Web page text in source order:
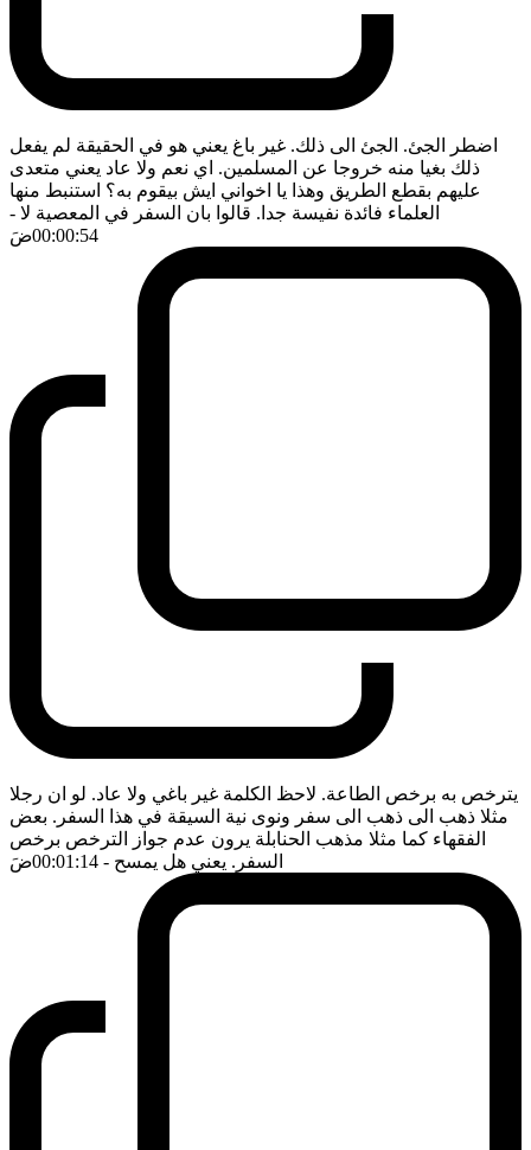
اضطر الجئ. الجئ الى ذلك. غير باغ يعني هو في الحقيقة لم يفعل
ذلك بغيا منه خروجا عن المسلمين. اي نعم ولا عاد يعني متعدى
عليهم بقطع الطريق وهذا يا اخواني ايش بيقوم به؟ استنبط منها
العلماء فائدة نفيسة جدا. قالوا بان السفر في المعصية لا -
00:00:54ضَ
يترخص به برخص الطاعة. لاحظ الكلمة غير باغي ولا عاد. لو ان رجلا
مثلا ذهب الى ذهب الى سفر ونوى نية السيقة في هذا السفر. بعض
الفقهاء كما مثلا مذهب الحنابلة يرون عدم جواز الترخص برخص
السفر. يعني هل يمسح - 00:01:14 ضَ